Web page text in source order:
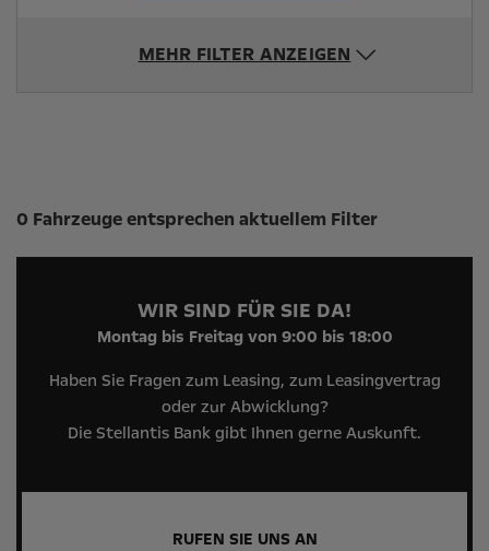
MEHR FILTER ANZEIGEN
Suchergebnisse
0 Fahrzeuge entsprechen aktuellem Filter
WIR SIND FÜR SIE DA!
Montag bis Freitag von 9:00 bis 18:00
Haben Sie Fragen zum Leasing, zum Leasingvertrag
oder zur Abwicklung?
Die Stellantis Bank gibt Ihnen gerne Auskunft.
RUFEN SIE UNS AN